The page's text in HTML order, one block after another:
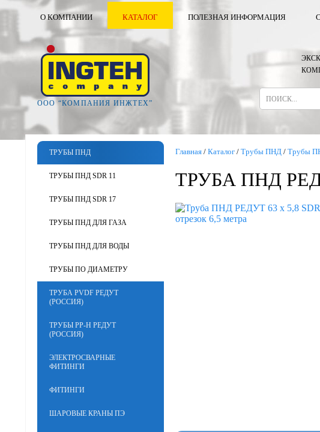
О КОМПАНИИ КАТАЛОГ ПОЛЕЗНАЯ ИНФОРМАЦИЯ
ООО “КОМПАНИЯ ИНЖТЕХ”
ТРУБЫ ПНД
ТРУБЫ ПНД SDR 11
ТРУБЫ ПНД SDR 17
ТРУБЫ ПНД ДЛЯ ГАЗА
ТРУБЫ ПНД ДЛЯ ВОДЫ
ТРУБЫ ПО ДИАМЕТРУ
ТРУБА PVDF РЕДУТ
(РОССИЯ)
ТРУБЫ PP-H РЕДУТ
(РОССИЯ)
ЭЛЕКТРОСВАРНЫЕ
ФИТИНГИ
ФИТИНГИ
ШАРОВЫЕ КРАНЫ ПЭ
Главная / Каталог / Трубы ПНД / Трубы
ТРУБА ПНД